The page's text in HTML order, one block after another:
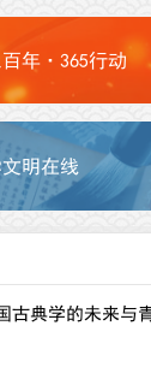
百年·365行动
明在线
古典学的未来与